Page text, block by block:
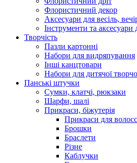
Флористичний декор
Аксесуари для весіль,
Інструменти та
Творчість
Пазли картонні
Набори для видряпування
Інші канцтовари
Набори для дитячої
Панські штучки
Сумки, клатчі, рюкзаки
Шарфи, шалі
Прикраси, біжутерія
Прикраси для
Брошки
Браслети
Різне
Каблучки